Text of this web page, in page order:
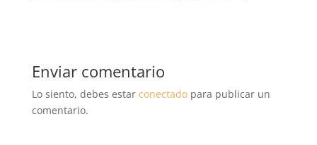
Enviar comentario
Lo siento, debes estar conectadopara publicar un
comentario.